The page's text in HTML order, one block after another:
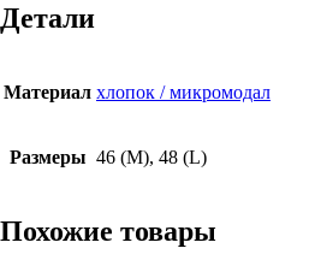
Детали
Материал хлопок / микромодал
Размеры 46 (M), 48 (L)
Похожие товары